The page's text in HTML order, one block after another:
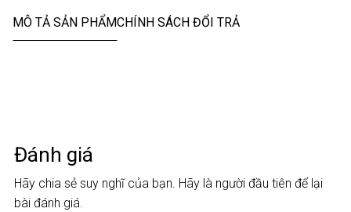
MÔ TẢ SẢN PHẨMCHÍNH SÁCH ĐỔI TRẢ
Đánh giá
Hãy chia sẻ suy nghĩ của bạn. Hãy là người đầu tiên để lại
bài đánh giá.